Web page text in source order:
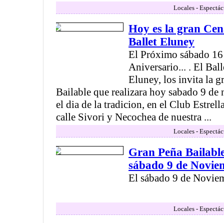
Locales -
Hoy es la gran
Ballet Eluney
El Próximo sábado
Aniversario... . El
Eluney, los invita la
Bailable que realizara hoy sabado 9 de
el dia de la tradicion, en el Club
calle Sivori y Necochea de nuestra ...
Locales -
Gran Peña
sábado 9 de
El sábado 9 de
Locales -